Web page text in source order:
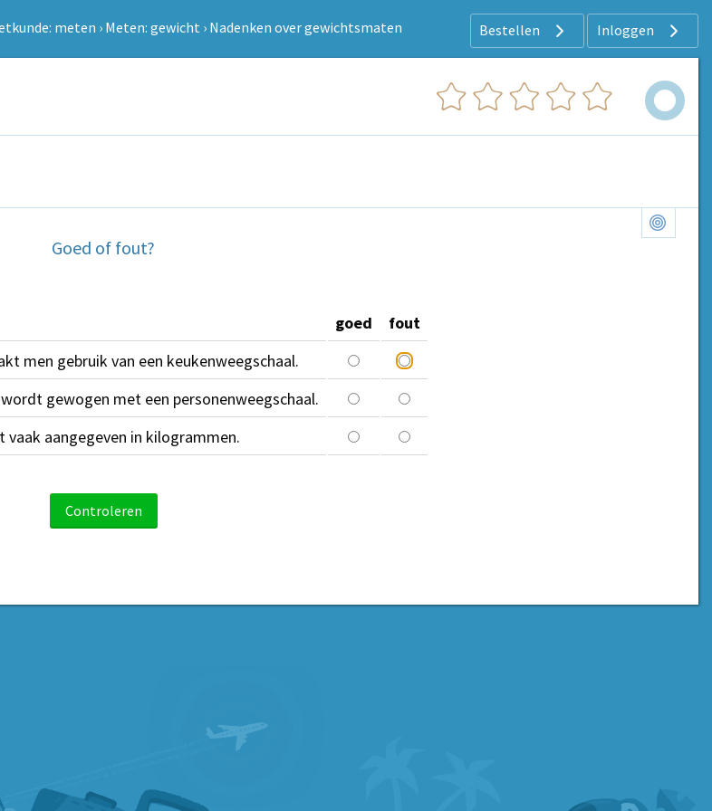
meten › Meten: gewicht › Nadenken over gewichtsmaten Bestellen Inloggen
Goed of fout?
goed
fout
men gebruik van een keukenweegschaal.
gewogen met een personenweegschaal.
aangegeven in kilogrammen.